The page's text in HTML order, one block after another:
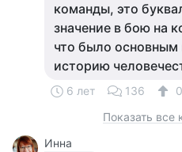
команды, это
значение в бою на
что было
историю
6 лет 136
0
Показать все
Инна